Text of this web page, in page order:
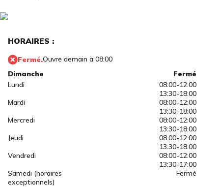
HORAIRES :
Fermé.Ouvre demain à 08:00
Dimanche
Fermé
Lundi
08:00-12:00
13:30-18:00
Mardi
08:00-12:00
13:30-18:00
Mercredi
08:00-12:00
13:30-18:00
Jeudi
08:00-12:00
13:30-18:00
Vendredi
08:00-12:00
13:30-17:00
Samedi (horaires
exceptionnels)
Fermé